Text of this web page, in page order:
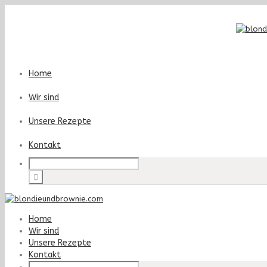
Home
Wir sind
Unsere Rezepte
Kontakt
Home
Wir sind
Unsere Rezepte
Kontakt